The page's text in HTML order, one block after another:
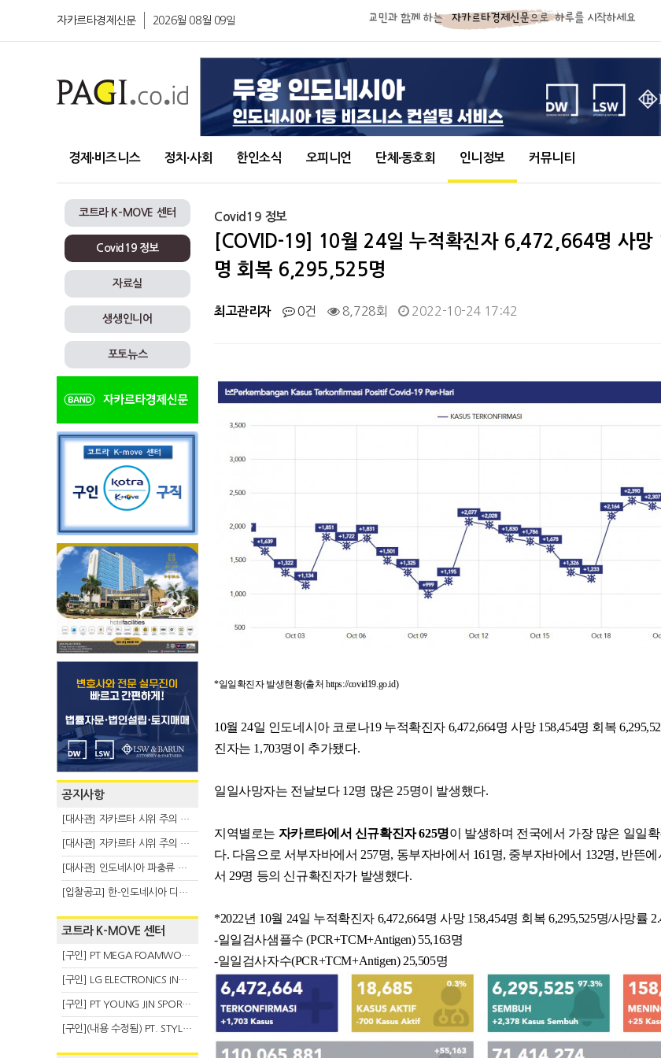
자카르타경제신문 2026월 08월 09일
경제∙비즈니스 정치∙사회 한인소식 오피니언 단체∙동호회 인니정보 커뮤니티
코트라 K-MOVE 센터
Covid19 정보
자료실
생생인니어
포토뉴스
공지사항
[대사관] 자카르타 시위 주의 안내(8.6)
[대사관] 자카르타 시위 주의 안내(8.3)
[대사관] 인도네시아 파충류 불법 반출 주의 (7.29)
[입찰공고] 한-인도네시아 디지털융복합 탈 전시회
코트라 K-MOVE 센터
[구인] PT MEGA FOAMWORKS INDONESIA
[구인] LG ELECTRONICS INDONESIA
[구인] PT YOUNG JIN SPORT INDONESIA
[구인](내용 수정됨) PT. STYLE KOREAN INDONESIA (스타일 코리안 인도네시아)
Covid19 정보
[COVID-19] 10월 24일 누적확진자 6,472,664명 사
명 회복 6,295,525명
최고관리자 0건 8,728회 2022-10-24 17:42
*일일확진자 발생현황(출처 https://covid19.go.id)
10월 24일 인도네시아 코로나19 누적확진자 6,472,664명 사망 158,454명 회복
진자는 1,703명이 추가됐다.
일일사망자는 전날보다 12명 많은 25명이 발생했다.
지역별로는 자카르타에서 신규확진자 625명이 발생하며 전국에서 가장 많은 일일
다. 다음으로 서부자바에서 257명, 동부자바에서 161명, 중부자바에서 132명, 반뜬에
서 29명 등의 신규확진자가 발생했다.
*2022년 10월 24일 누적확진자 6,472,664명 사망 158,454명 회복 6,295,525명/사망률
-일일검사샘플수 (PCR+TCM+Antigen) 55,163명
-일일검사자수(PCR+TCM+Antigen) 25,505명